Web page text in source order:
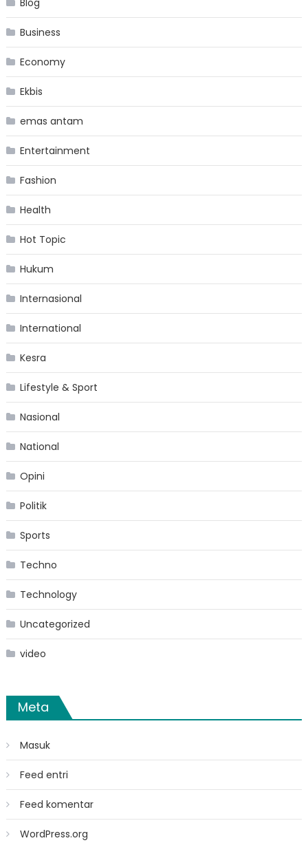
Business
Economy
Ekbis
emas antam
Entertainment
Fashion
Health
Hot Topic
Hukum
Internasional
International
Kesra
Lifestyle & Sport
Nasional
National
Opini
Politik
Sports
Techno
Technology
Uncategorized
video
Meta
Masuk
Feed entri
Feed komentar
WordPress.org